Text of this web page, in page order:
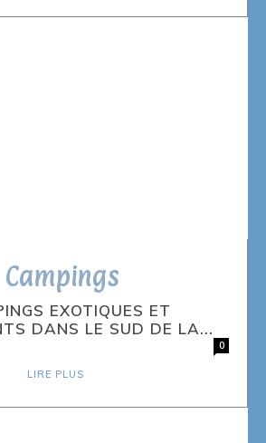
Campings
EXOTIQUES ET
DANS LE SUD DE LA...
0
LIRE PLUS